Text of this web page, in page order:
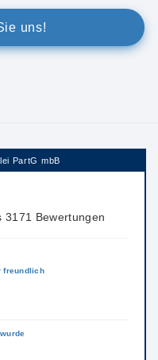
uns!
PartG mbB
3171 Bewertungen
freundlich